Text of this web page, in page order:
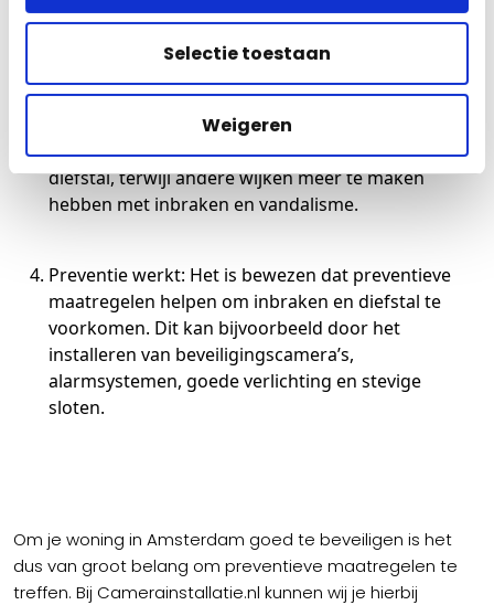
Selectie toestaan
Weigeren
Verschillende wijken, verschillende risico’s: In
hun eigen risico’s op het gebied van criminaliteit.
Sommige wijken, zoals de binnenstad, hebben
bijvoorbeeld een hoger risico op zakkenrollen en
diefstal, terwijl andere wijken meer te maken
hebben met inbraken en vandalisme.
Preventie werkt: Het is bewezen dat preventieve
maatregelen helpen om inbraken en diefstal te
voorkomen. Dit kan bijvoorbeeld door het
installeren van beveiligingscamera’s,
alarmsystemen, goede verlichting en stevige
sloten.
Om je woning in Amsterdam goed te beveiligen is het
dus van groot belang om preventieve maatregelen te
treffen. Bij Camerainstallatie.nl kunnen wij je hierbij